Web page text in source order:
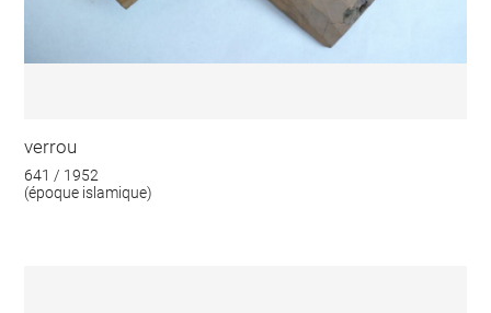
verrou
641 / 1952
(époque islamique)